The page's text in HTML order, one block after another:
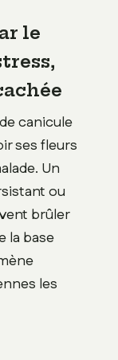
le
canicule
ses fleurs
Un
ou
brûler
la base
les